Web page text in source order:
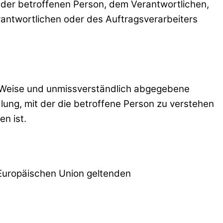
betroffenen Person, dem Verantwortlichen,
oder des Auftragsverarbeiters
und unmissverständlich abgegebene
mit der die betroffene Person zu verstehen
ist.
Union geltenden